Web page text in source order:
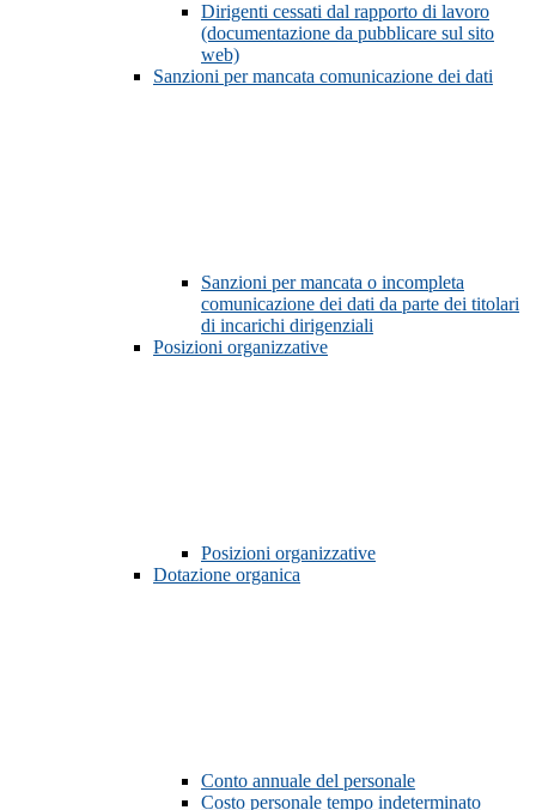
Dirigenti cessati dal rapporto di lavoro
(documentazione da pubblicare sul sito
web)
Sanzioni per mancata comunicazione dei dati
Sanzioni per mancata o incompleta
comunicazione dei dati da parte dei titolari
di incarichi dirigenziali
Posizioni organizzative
Posizioni organizzative
Dotazione organica
Conto annuale del personale
Costo personale tempo indeterminato